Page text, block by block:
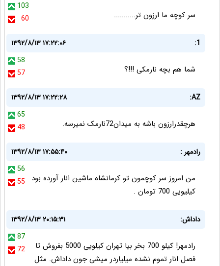
103
60
سر کوچه ما ارزون تر...........
1:
۱۳۹۲/۸/۱۳ ۱۷:۲۲:۰۶
58
57
شما هم بچه نارمکی !!!؟
AZ:
۱۳۹۲/۸/۱۳ ۱۷:۲۲:۲۸
65
48
هرچقدرارزون باشه به میدان72نارمک نمیرسه.
رادمهر :
۱۳۹۲/۸/۱۳ ۱۷:۵۵:۴۰
56
55
من امروز سر کوچمون تو کرمانشاه ماشین انار آورده بود
کیلیویی 700 تومان .
داداش:
۱۳۹۲/۸/۱۳ ۲۰:۱۵:۳۱
87
72
رادمهر! کیلو 700 بخر بیا تهران کیلویی 5000 بفروش تا
فصل انار تموم نشده میلیاردر میشی جون داداش. مثل